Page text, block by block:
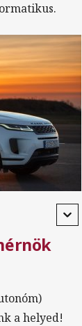
a helyed!